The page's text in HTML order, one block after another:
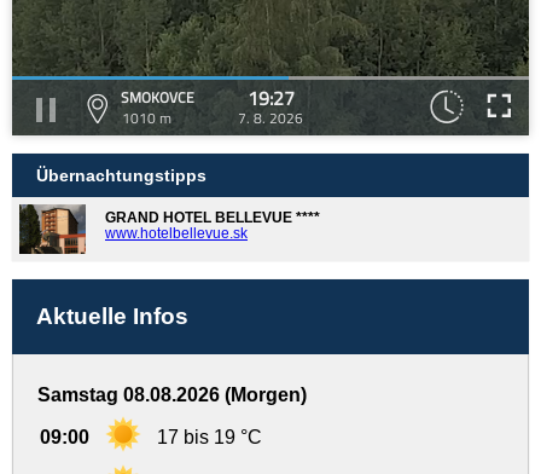
SMOKOVCE
1010 m
19:27
7. 8. 2026
Übernachtungstipps
GRAND HOTEL BELLEVUE ****
www.hotelbellevue.sk
Aktuelle Infos
Samstag 08.08.2026 (Morgen)
09:00 17 bis 19 °C